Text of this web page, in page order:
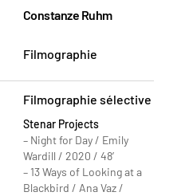
Constanze Ruhm
Filmographie
Filmographie sélective
Stenar Projects
– Night for Day / Emily
Wardill / 2020 / 48′
– 13 Ways of Looking at a
Blackbird / Ana Vaz /